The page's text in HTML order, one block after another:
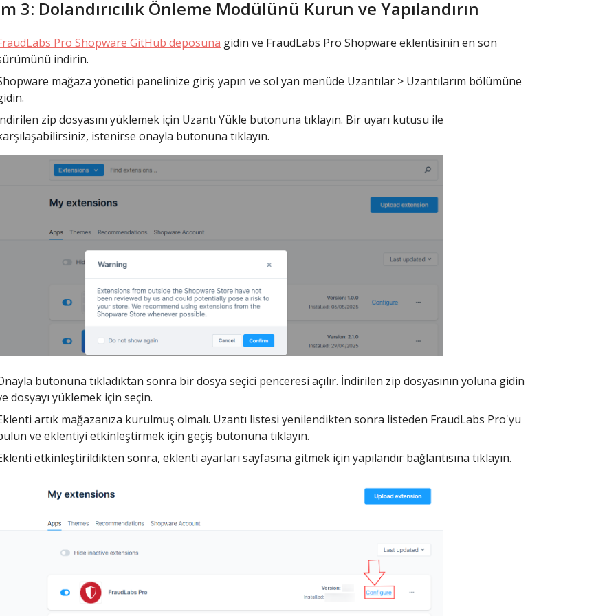
3: Dolandırıcılık Önleme Modülünü Kurun ve Yapılandırın
Pro Shopware GitHub deposuna gidin ve FraudLabs Pro Shopware eklentisinin en son
indirin.
mağaza yönetici panelinize giriş yapın ve sol yan menüde Uzantılar > Uzantılarım bölümüne
zip dosyasını yüklemek için Uzantı Yükle butonuna tıklayın. Bir uyarı kutusu ile
istenirse onayla butonuna tıklayın.
butonuna tıkladıktan sonra bir dosya seçici penceresi açılır. İndirilen zip dosyasının yoluna gidin
dosyayı yüklemek için seçin.
artık mağazanıza kurulmuş olmalı. Uzantı listesi yenilendikten sonra listeden FraudLabs Pro'yu
ve eklentiyi etkinleştirmek için geçiş butonuna tıklayın.
etkinleştirildikten sonra, eklenti ayarları sayfasına gitmek için yapılandır bağlantısına tıklayın.